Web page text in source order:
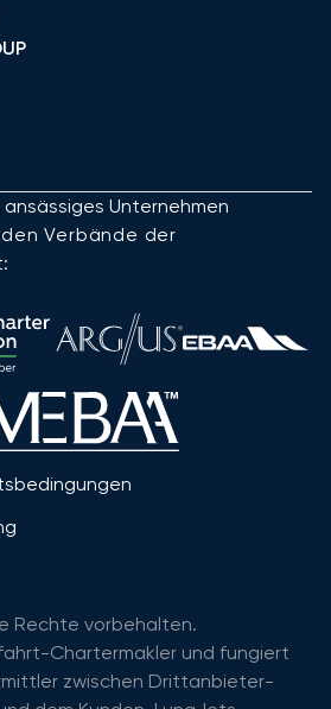
ansässiges Unternehmen
Verbände der
Rechte vorbehalten.
Chartermakler und fungiert
zwischen Drittanbieter-